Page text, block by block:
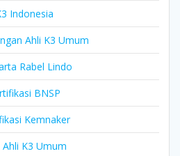
Indonesia
Ahli K3 Umum
Rabel Lindo
BNSP
Kemnaker
Ahli K3 Umum